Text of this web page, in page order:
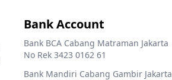
Bank Account
Bank BCA Cabang Matraman Jakarta
No Rek 3423 0162 61
Bank Mandiri Cabang Gambir Jakarta